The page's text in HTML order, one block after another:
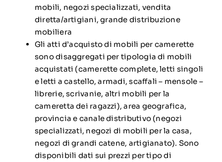
mobili, negozi specializzati, vendita
diretta/artigiani, grande distribuzione
mobiliera
Gli atti d’acquisto di mobili per camerette
sono disaggregati per tipologia di mobili
acquistati (camerette complete, letti singoli
e letti a castello, armadi, scaffali – mensole –
librerie, scrivanie, altri mobili per la
cameretta dei ragazzi), area geografica,
provincia e canale distributivo (negozi
specializzati, negozi di mobili per la casa,
negozi di grandi catene, artigianato). Sono
disponibili dati sui prezzi per tipo di